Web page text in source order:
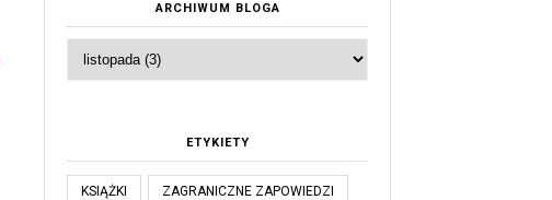
ARCHIWUM BLOGA
ETYKIETY
KSIĄŻKI ZAGRANICZNE ZAPOWIEDZI